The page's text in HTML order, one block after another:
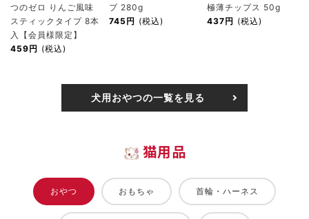
つのゼロ りんご風味
スティックタイプ 8本
入【会員様限定】
459円 (税込)
プ 280g
745円 (税込)
極薄チップス 50g
437円 (税込)
犬用おやつの一覧を見る
猫用品
おやつ おもちゃ 首輪・ハーネス